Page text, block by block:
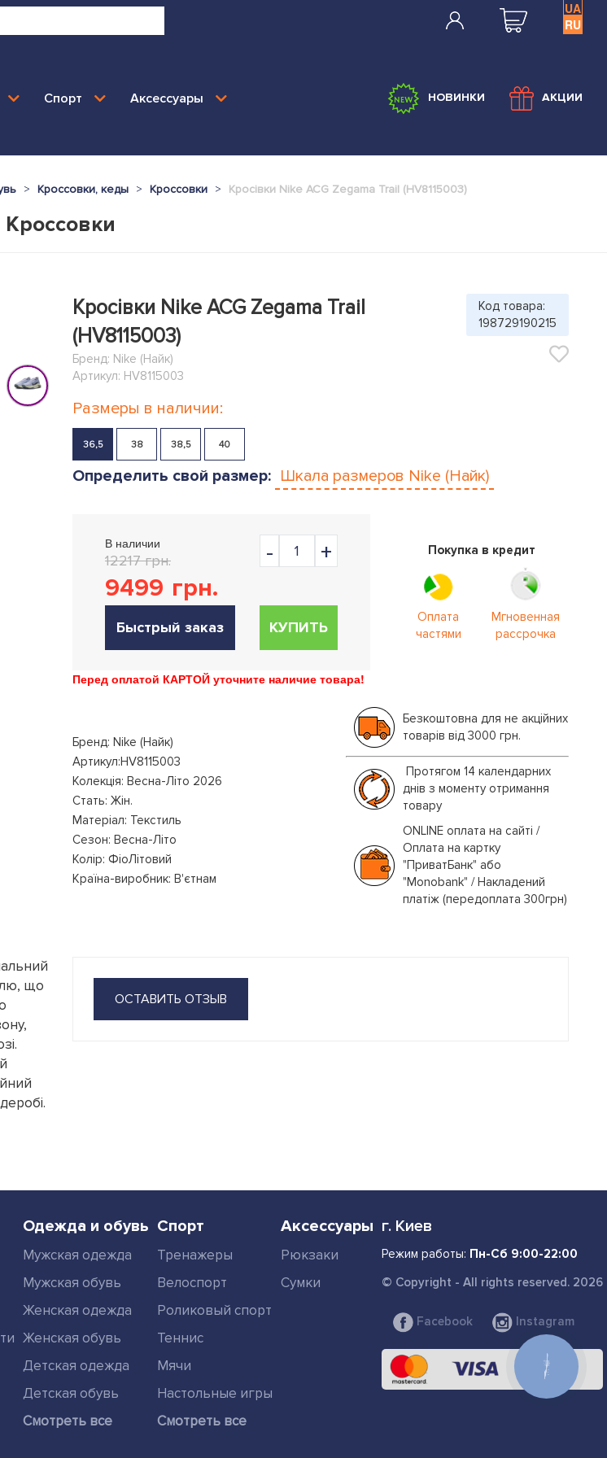
UA
RU
Спорт Аксессуары НОВИНКИ АКЦИИ
Кроссовки, кеды Кроссовки Кросівки Nike ACG Zegama Trail (HV8115003)
Кроссовки
що
Кросівки Nike ACG Zegama Trail
(HV8115003)
Бренд: Nike (Найк)
Артикул: HV8115003
Код товара:
198729190215
Размеры в наличии:
36,5 38 38,5 40
Определить свой размер: Шкала размеров Nike (Найк)
В наличии
12217 грн.
9499 грн.
Быстрый заказ КУПИТЬ
Покупка в кредит
Оплата
частями
Мгновенная
рассрочка
Перед оплатой КАРТОЙ уточните наличие товара!
Бренд: Nike (Найк)
Артикул:HV8115003
Колекція: Весна-Літо 2026
Стать: Жін.
Матеріал: Текстиль
Сезон: Весна-Літо
Колір: ФіоЛітовий
Країна-виробник: В'єтнам
Безкоштовна для не акційних
товарів від 3000 грн.
Протягом 14 календарних
днів з моменту отримання
товару
ONLINE оплата на сайті /
Оплата на картку
"ПриватБанк" або
"Monobank" / Накладений
платіж (передоплата 300грн)
ОСТАВИТЬ ОТЗЫВ
Одежда и обувь
Мужская одежда
Мужская обувь
Женская одежда
Женская обувь
Детская одежда
Детская обувь
Смотреть все
Спорт
Тренажеры
Велоспорт
Роликовый спорт
Теннис
Мячи
Настольные игры
Смотреть все
Аксессуары
Рюкзаки
Сумки
г. Киев
Режим работы: Пн-Сб 9:00-22:00
© Copyright - All rights reserved. 2026
Facebook Instagram
КНОПКА
СВЯЗИ